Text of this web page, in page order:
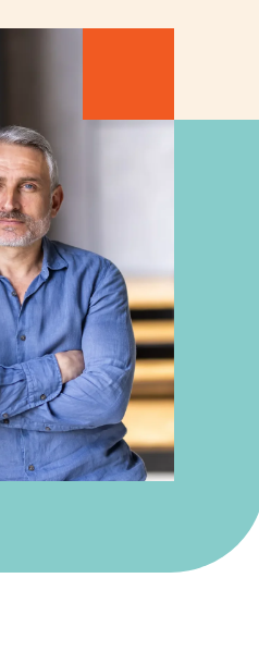
avisé pour vos
immobilières et vos